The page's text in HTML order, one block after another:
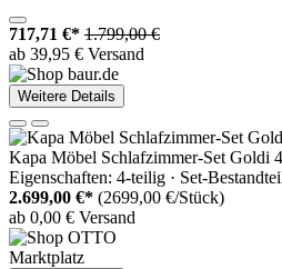
717,71 €* 1.799,00 €
ab 39,95 € Versand
Weitere Details
Kapa Möbel Schlafzimmer-Set Goldi
Eigenschaften: 4-teilig · Set-
2.699,00 €* (2699,00 €/Stück)
ab 0,00 € Versand
Marktplatz